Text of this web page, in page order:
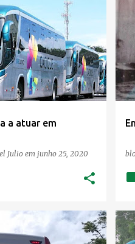
a atuar em
Julioem junho 25, 2020